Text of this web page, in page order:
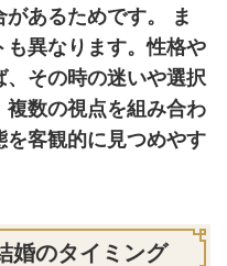
あるためです。 ま
異なります。性格や
その時の迷いや選択
複数の視点を組み合わ
客観的に見つめやす
婚のタイミング